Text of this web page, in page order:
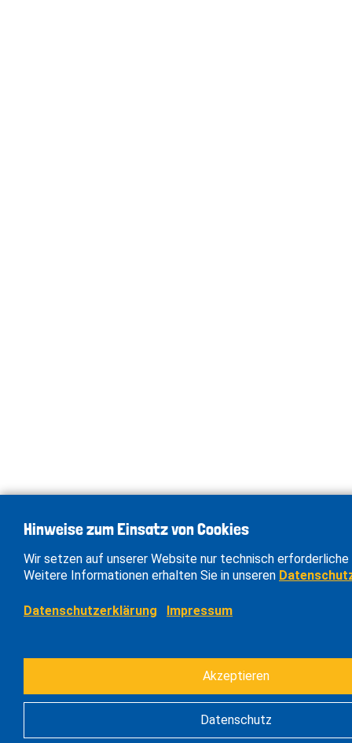
Hinweise zum Einsatz von Cookies
Wir setzen auf unserer Website nur technisch erforderliche
Weitere Informationen erhalten Sie in unseren
Datenschutzerklärung Impressum
Akzeptieren
Datenschutz